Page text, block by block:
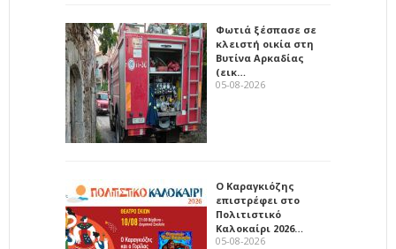
Φωτιά ξέσπασε σε
κλειστή οικία στη
Βυτίνα Αρκαδίας
(εικ…
05-08-2026
Ο Καραγκιόζης
επιστρέφει στο
Πολιτιστικό
Καλοκαίρι 2026…
05-08-2026